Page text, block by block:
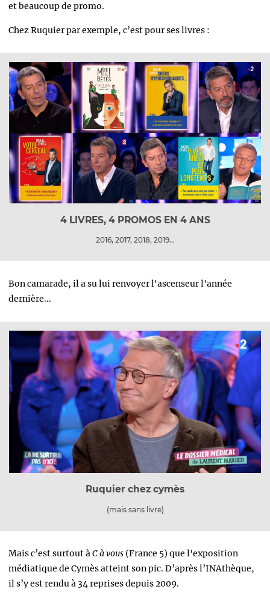
et beaucoup de promo.
Chez Ruquier par exemple, c’est pour ses livres :
4 LIVRES, 4 PROMOS EN 4 ANS
2016, 2017, 2018, 2019...
Bon camarade, il a su lui renvoyer l'ascenseur l'année
dernière...
Ruquier chez cymès
(mais sans livre)
Mais c’est surtout à C à vous (France 5) que l'exposition
médiatique de Cymès atteint son pic. D’après l’INAthèque,
il s’y est rendu à 34 reprises depuis 2009.